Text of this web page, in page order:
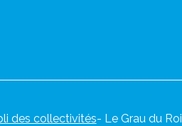
des collectivités- Le Grau du Roi